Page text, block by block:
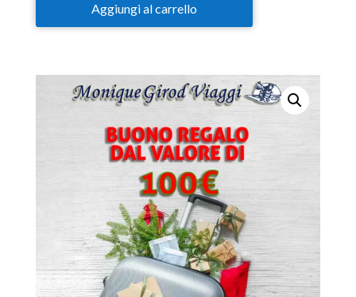
Aggiungi al carrello